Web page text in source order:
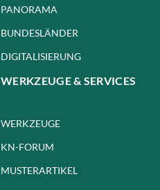
PANORAMA
BUNDESLÄNDER
DIGITALISIERUNG
WERKZEUGE & SERVICES
WERKZEUGE
KN-FORUM
MUSTERARTIKEL